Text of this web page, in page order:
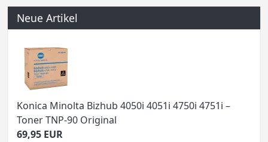
Neue Artikel
Konica Minolta Bizhub 4050i 4051i 4750i 4751i –
Toner TNP-90 Original
69,95 EUR